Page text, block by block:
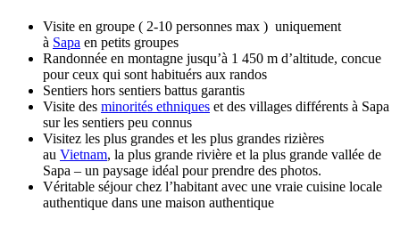
Visite en groupe ( 2-10 personnes max ) uniquement
à Sapa en petits groupes
Randonnée en montagne jusqu’à 1 450 m d’altitude, concue
pour ceux qui sont habituérs aux randos
Sentiers hors sentiers battus garantis
Visite des minorités ethniques et des villages différents à Sapa
sur les sentiers peu connus
Visitez les plus grandes et les plus grandes rizières
au Vietnam, la plus grande rivière et la plus grande vallée de
Sapa – un paysage idéal pour prendre des photos.
Véritable séjour chez l’habitant avec une vraie cuisine locale
authentique dans une maison authentique